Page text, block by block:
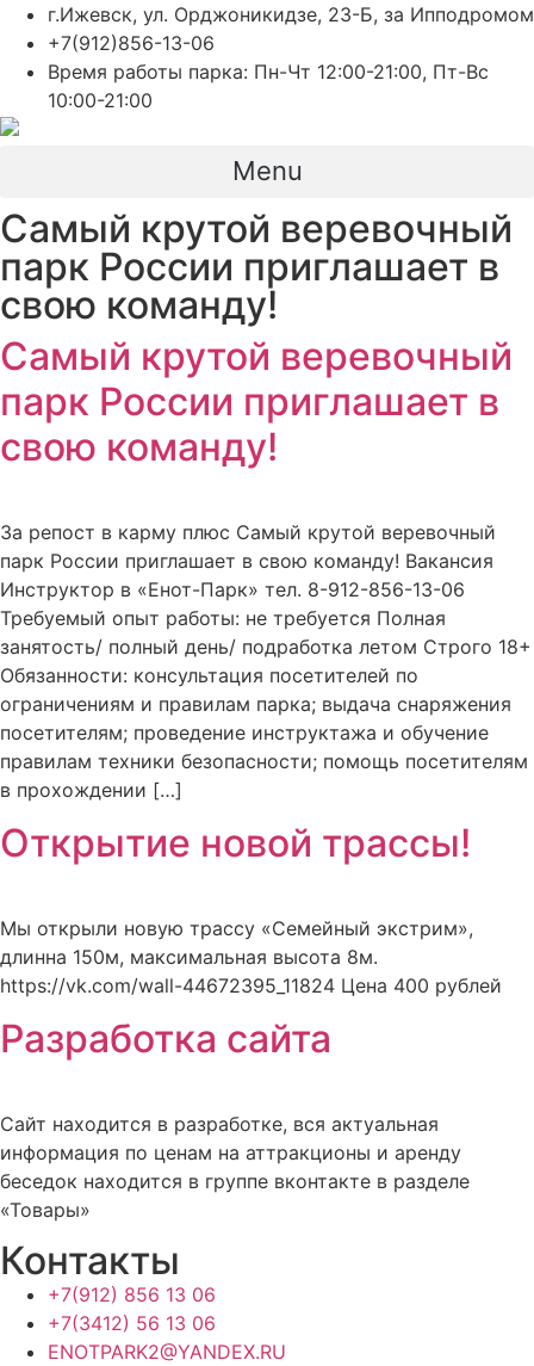
Перейти
содержимому
г.Ижевск, ул. Орджоникидзе, 23-Б, за Ипподромом
+7(912)856-13-06
Время работы парка: Пн-Чт 12:00-21:00, Пт-Вс
10:00-21:00
Menu
Самый крутой веревочный
парк России приглашает в
свою команду!
Самый крутой веревочный
парк России приглашает в
свою команду!
За репост в карму плюс Самый крутой веревочный
парк России приглашает в свою команду! Вакансия
Инструктор в «Енот-Парк» тел. 8-912-856-13-06
Требуемый опыт работы: не требуется Полная
занятость/ полный день/ подработка летом Строго 18+
Обязанности: консультация посетителей по
ограничениям и правилам парка; выдача снаряжения
посетителям; проведение инструктажа и обучение
правилам техники безопасности; помощь посетителям
в прохождении […]
Открытие новой трассы!
Мы открыли новую трассу «Семейный экстрим»,
длинна 150м, максимальная высота 8м.
https://vk.com/wall-44672395_11824 Цена 400 рублей
Разработка сайта
Сайт находится в разработке, вся актуальная
информация по ценам на аттракционы и аренду
беседок находится в группе вконтакте в разделе
«Товары»
Контакты
+7(912) 856 13 06
+7(3412) 56 13 06
ENOTPARK2@YANDEX.RU